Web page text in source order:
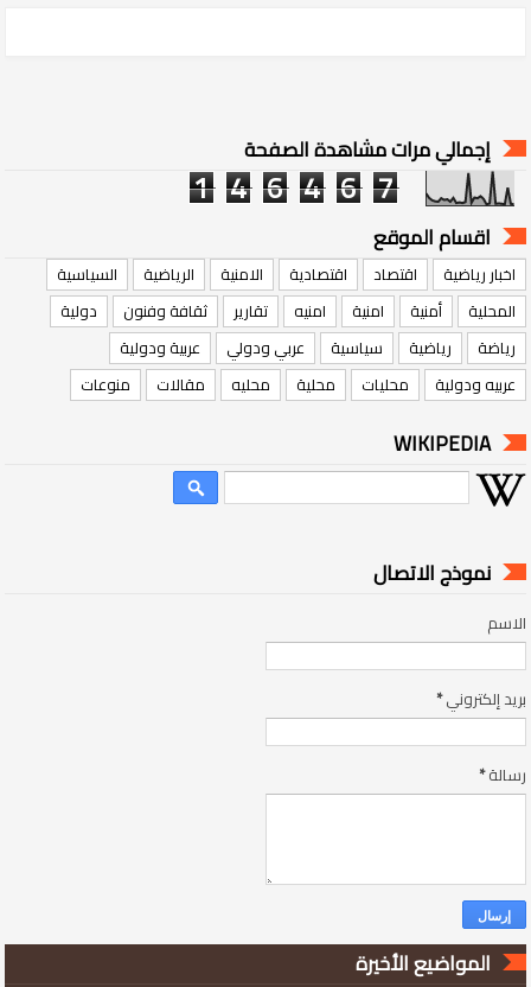
إجمالي مرات مشاهدة الصفحة
1 4 6 4 6 7
اقسام الموقع
اخبار رياضية اقتصاد اقتصادية الامنية الرياضية
السياسية
المحلية
أمنية امنية امنيه تقارير ثقافة وفنون
دولية
رياضة
رياضية سياسية عربي ودولي
عربية ودولية
عربيه ودولية
محليات محلية محليه مقالات منوعات
WIKIPEDIA
نموذج الاتصال
الاسم
بريد إلكتروني*
رسالة*
المواضيع الأخيرة